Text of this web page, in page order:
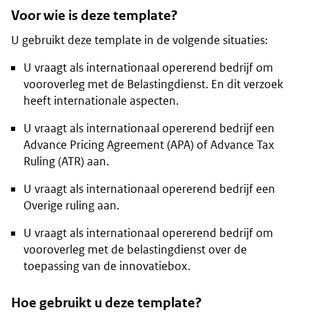
Voor wie is deze template?
U gebruikt deze template in de volgende situaties:
U vraagt als internationaal opererend bedrijf om
vooroverleg met de Belastingdienst. En dit verzoek
heeft internationale aspecten.
U vraagt als internationaal opererend bedrijf een
Advance Pricing Agreement (APA) of Advance Tax
Ruling (ATR) aan.
U vraagt als internationaal opererend bedrijf een
Overige ruling aan.
U vraagt als internationaal opererend bedrijf om
vooroverleg met de belastingdienst over de
toepassing van de innovatiebox.
Hoe gebruikt u deze template?